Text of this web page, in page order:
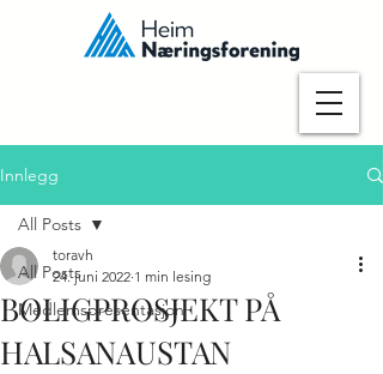
Innlegg
All Posts
Medlemspresentasjon
All Posts
BOLIGPROSJEKT PÅ
HALSANAUSTAN
toravh
24. juni 2022 1 min lesing